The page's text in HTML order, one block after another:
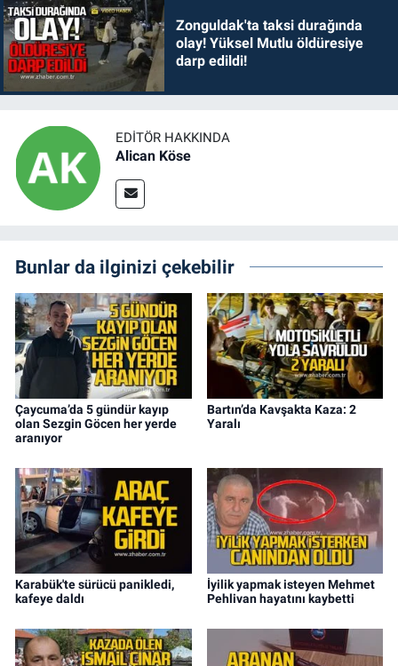
Zonguldak'ta taksi durağında
olay! Yüksel Mutlu öldüresiye
darp edildi!
EDITÖR HAKKINDA
Alican Köse
Bunlar da ilginizi çekebilir
Çaycuma’da 5 gündür kayıp
olan Sezgin Göcen her yerde
aranıyor
Bartın’da Kavşakta Kaza: 2
Yaralı
Karabük'te sürücü panikledi,
kafeye daldı
İyilik yapmak isteyen Mehmet
Pehlivan hayatını kaybetti